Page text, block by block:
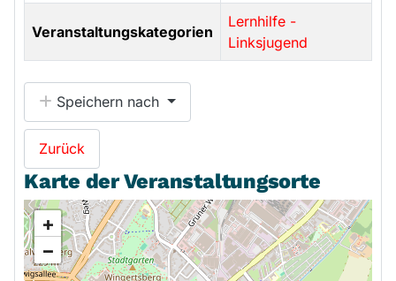
Veranstaltungskategorien
Lernhilfe -
Linksjugend
Speichern nach
Zurück
Karte der Veranstaltungsorte
+
−